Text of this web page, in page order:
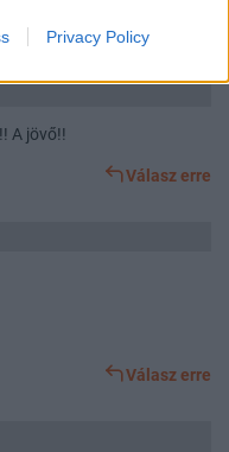
Privacy Policy
A jövő!!
Válasz erre
Válasz erre